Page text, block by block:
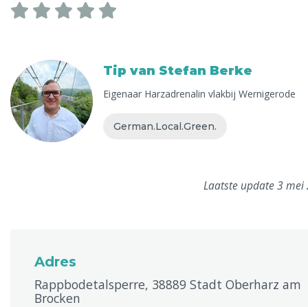
Tip van Stefan Berke
Eigenaar Harzadrenalin vlakbij Wernigerode
German.Local.Green.
Laatste update 3 mei
Adres
Rappbodetalsperre, 38889 Stadt Oberharz am
Brocken